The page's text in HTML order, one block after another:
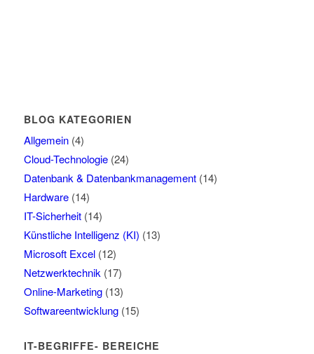
BLOG KATEGORIEN
Allgemein(4)
Cloud-Technologie(24)
Datenbank & Datenbankmanagement(14)
Hardware(14)
IT-Sicherheit(14)
Künstliche Intelligenz (KI) (13)
Microsoft Excel(12)
Netzwerktechnik(17)
Online-Marketing(13)
Softwareentwicklung(15)
IT-BEGRIFFE- BEREICHE